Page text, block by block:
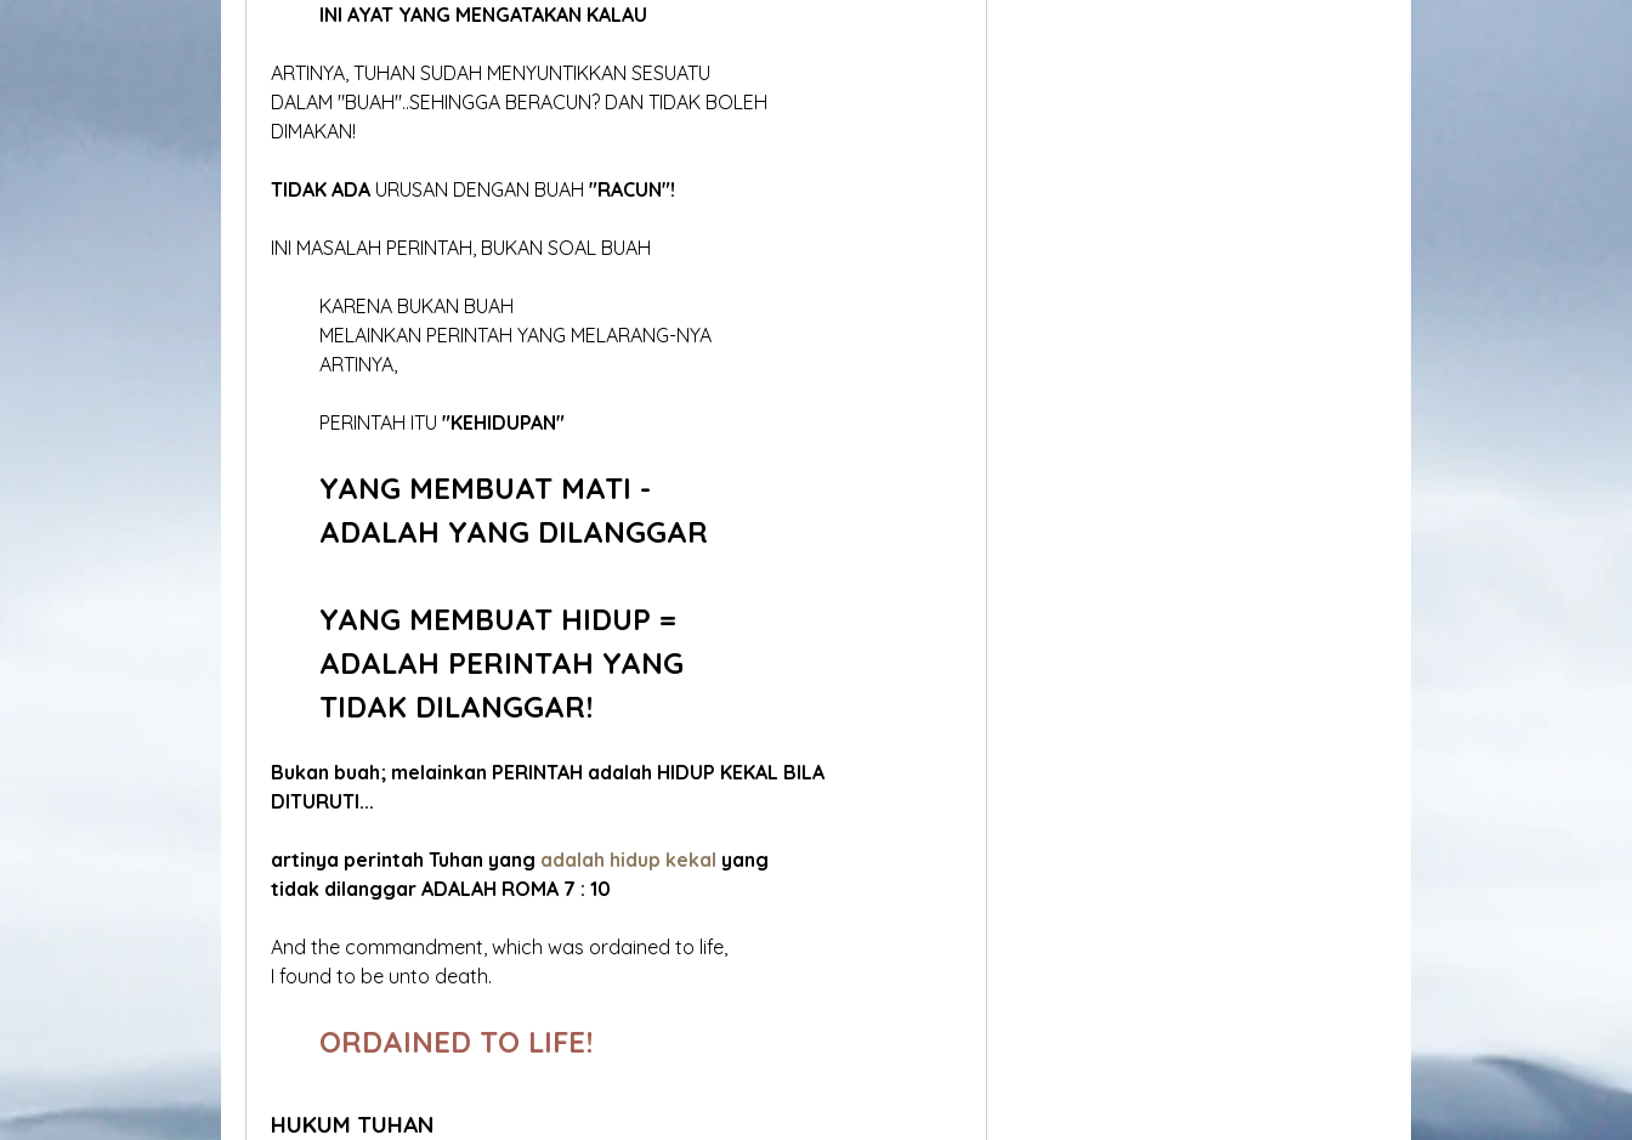
INI AYAT YANG MENGATAKAN KALAU
ARTINYA, TUHAN SUDAH MENYUNTIKKAN SESUATU
DALAM "BUAH"..SEHINGGA BERACUN? DAN TIDAK BOLEH
DIMAKAN!
TIDAK ADA URUSAN DENGAN BUAH "RACUN"!
INI MASALAH PERINTAH, BUKAN SOAL BUAH
	KARENA BUKAN BUAH
	MELAINKAN PERINTAH YANG MELARANG-NYA
	ARTINYA,
	PERINTAH ITU
"KEHIDUPAN"
YANG MEMBUAT MATI -
ADALAH YANG DILANGGAR
	YANG MEMBUAT HIDUP =
ADALAH PERINTAH YANG
	TIDAK DILANGGAR!
Bukan buah; melainkan PERINTAH adalah HIDUP KEKAL BILA
DITURUTI...
artinya perintah Tuhan yang adalah hidup kekal yang
tidak dilanggar ADALAH ROMA 7 : 10
And the commandment, which was ordained to life,
I found to be unto death.
	ORDAINED TO LIFE!
HUKUM TUHAN